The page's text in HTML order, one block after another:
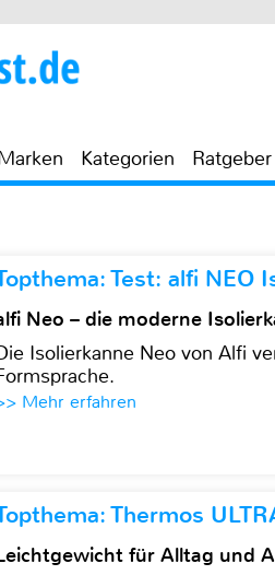
Kategorien Ratgeber
Test: alfi NEO
Neo – die moderne
Isolierkanne Neo von Alfi
Mehr erfahren
Thermos
für Alltag und